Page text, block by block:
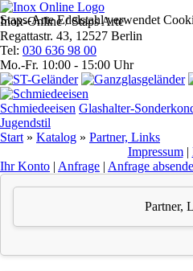
Staps-Arte Edelstahl verwendet
Inox-Online / Staps Arte
Regattastr. 43, 12527 Berlin
Tel: 030 636 98 00
Mo.-Fr. 10:00 - 15:00 Uhr
Schmiedeeisen Glashalter-
Jugendstil
Start » Katalog » Partner, Links
Impres­sum|
Ihr Konto | Anfrage | Anfrage
Partner,